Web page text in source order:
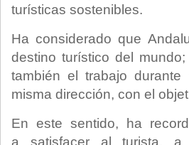
turísticas sostenibles.
Ha considerado que
destino turístico del
también el trabajo
misma dirección, con el
En este sentido, ha
a satisfacer al turista,